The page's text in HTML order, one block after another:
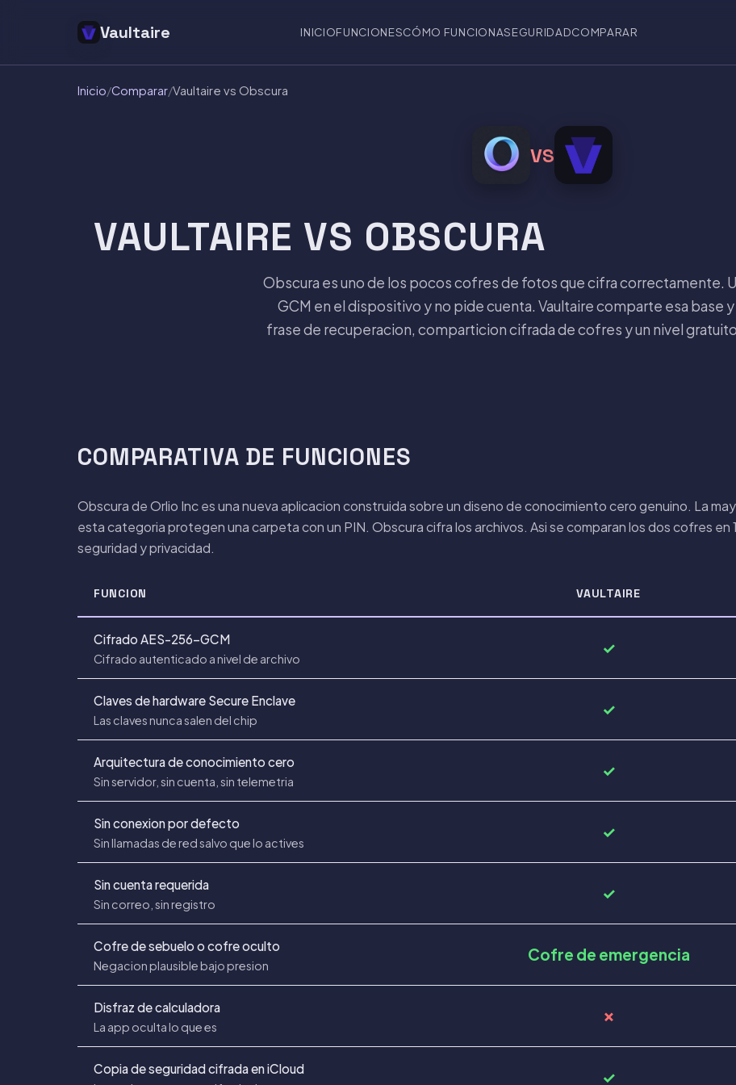
Vaultaire INICIOFUNCIONESCÓMO FUNCIONASEGURIDADCOMPARAR
Inicio/Comparar/Vaultaire vs Obscura
VS
VAULTAIRE VS OBSCURA
Obscura es uno de los pocos cofres de fotos que cifra correctamente.
GCM en el dispositivo y no pide cuenta. Vaultaire comparte esa base y
frase de recuperacion, comparticion cifrada de cofres y un nivel
COMPARATIVA DE FUNCIONES
Obscura de Orlio Inc es una nueva aplicacion construida sobre un diseno de conocimiento cero genuino. La
esta categoria protegen una carpeta con un PIN. Obscura cifra los archivos. Asi se comparan los dos cofres en
seguridad y privacidad.
FUNCION VAULTAIRE
Cifrado AES-256-GCM
Cifrado autenticado a nivel de archivo
✓
Claves de hardware Secure Enclave
Las claves nunca salen del chip
✓
Arquitectura de conocimiento cero
Sin servidor, sin cuenta, sin telemetria
✓
Sin conexion por defecto
Sin llamadas de red salvo que lo actives
✓
Sin cuenta requerida
Sin correo, sin registro
✓
Cofre de sebuelo o cofre oculto
Negacion plausible bajo presion
Cofre de emergencia
Disfraz de calculadora
La app oculta lo que es
✗
Copia de seguridad cifrada en iCloud ✓